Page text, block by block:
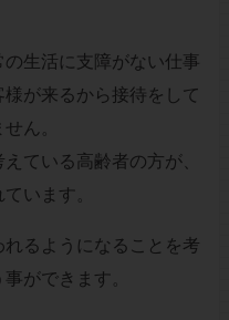
生活に支障がない仕事
が来るから接待をして
ん。
ている高齢者の方が、
います。
るようになることを考
ができます。